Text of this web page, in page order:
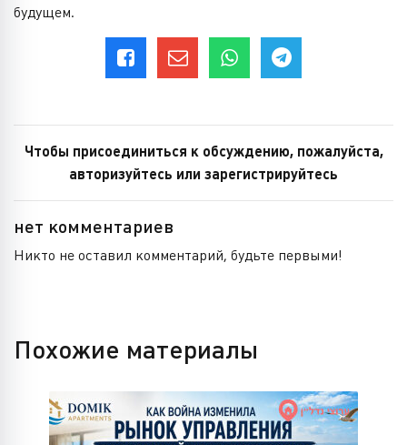
будущем.
Чтобы присоединиться к обсуждению, пожалуйста,
авторизуйтесь или зарегистрируйтесь
нет комментариев
Никто не оставил комментарий, будьте первыми!
Похожие материалы